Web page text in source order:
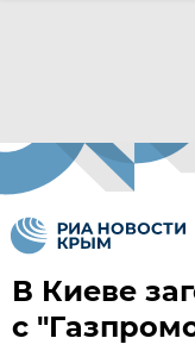
В Киеве
с